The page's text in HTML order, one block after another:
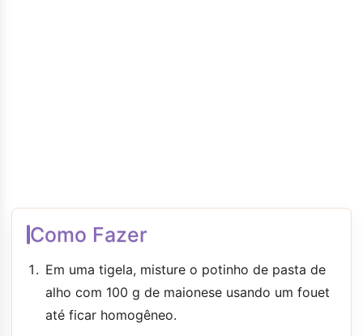
Como Fazer
Em uma tigela, misture o potinho de pasta de
alho com 100 g de maionese usando um fouet
até ficar homogêneo.